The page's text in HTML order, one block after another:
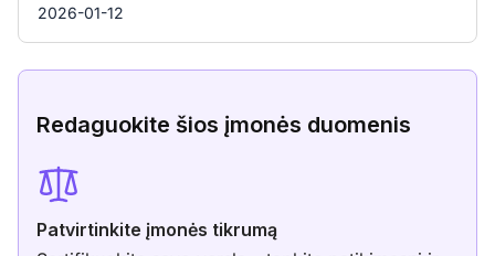
2026-01-12
Redaguokite šios įmonės duomenis
Patvirtinkite įmonės tikrumą